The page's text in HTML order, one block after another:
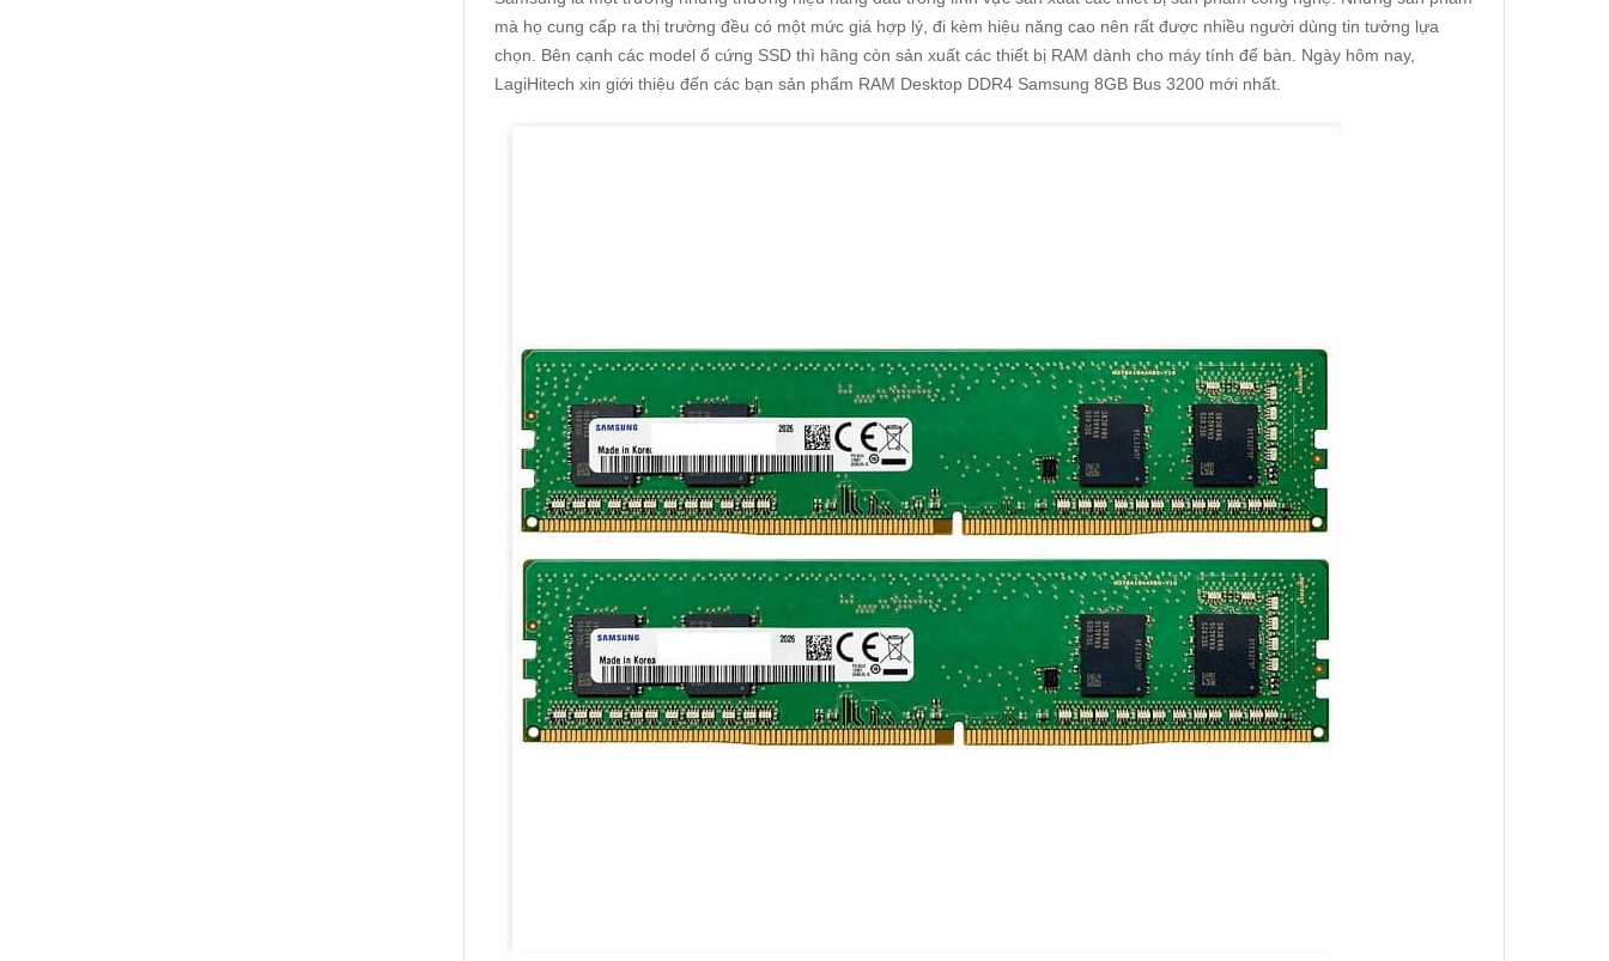
mà họ cung cấp ra thị trường đều có một mức giá hợp lý, đi kèm hiệu năng cao nên rất được nhiều người dùng tin tưởng lựa
chọn. Bên cạnh các model ổ cứng SSD thì hãng còn sản xuất các thiết bị RAM dành cho máy tính để bàn. Ngày hôm nay,
LagiHitech xin giới thiệu đến các bạn sản phẩm RAM Desktop DDR4 Samsung 8GB Bus 3200 mới nhất.